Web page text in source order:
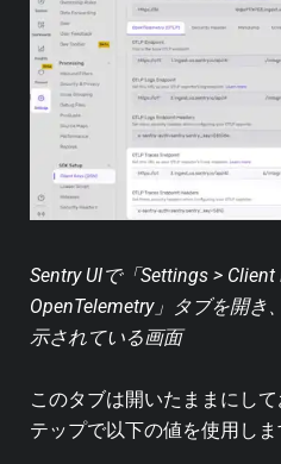
Sentry UIで「Settings > Client
OpenTelemetry」タブを開き
示されている画面
このタブは開いたままにし
テップで以下の値を使用しま